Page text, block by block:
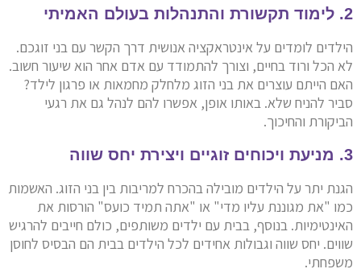
2. לימוד תקשורת והתנהלות בעולם האמיתי
הילדים לומדים על אינטראקציה אנושית דרך הקשר עם בני זוגכם.
לא הכל ורוד בחיים, וצורך להתמודד עם אדם אחר הוא שיעור חשוב.
האם הייתם עוצרים את בני הזוג מלחלק מחמאות או פרגון לילד?
סביר להניח שלא. באותו אופן, אפשרו להם לנהל גם את רגעי
הביקורת והחיכוך.
3. מניעת ויכוחים זוגיים ויצירת יחס שווה
הגנת יתר על הילדים מובילה בהכרח למריבות בין בני הזוג. האשמות
כמו "את מגוננת עליו מדי" או "אתה תמיד כועס" הורסות את
האינטימיות. בנוסף, בבית עם ילדים משותפים, כולם חייבים להרגיש
שווים. יחס שווה וגבולות אחידים לכל הילדים בבית הם הבסיס לחוסן
משפחתי.